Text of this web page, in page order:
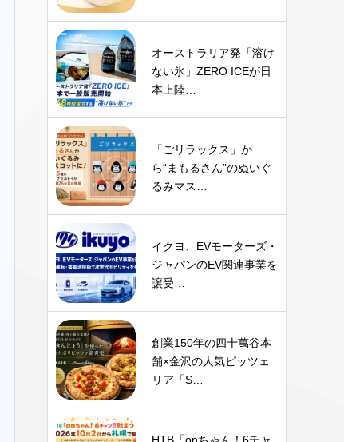
オーストラリア発「溶け
ない氷」ZERO ICEが日
本上陸…
「ごリラックス」か
ら“まもるさん”のぬいぐ
るみマス…
イクヨ、EVモーターズ・
ジャパンのEV関連事業を
譲受…
創業150年の四十萬谷本
舗×金沢の人気ピッツェ
リア「S…